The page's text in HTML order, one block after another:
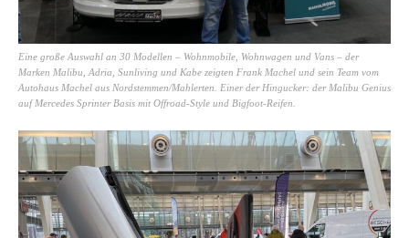
Eine große Auswahl an 30 Modellen – Wohnmobile, Wohnwagen und Vans – der
Marken Malibu, Adria, Sunliving und Kabe zeigten Frank Machel und sein Team vom
Autohaus Machel aus Nordstemmen/Mahlerten. Einer der Hingucker: der Malibu Genius
auf Mercedes Sprinter Basis mit Offroad-Style und Bigfoot-Reifen.